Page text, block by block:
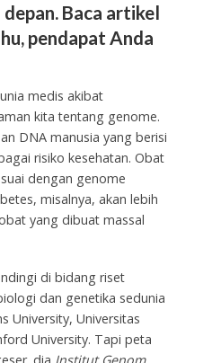
Baca artikel
pendapat Anda
medis akibat
kita tentang genome.
DNA manusia yang berisi
risiko kesehatan. Obat
dengan genome
misalnya, akan lebih
yang dibuat massal
di bidang riset
dan genetika sedunia
University, Universitas
University. Tapi peta